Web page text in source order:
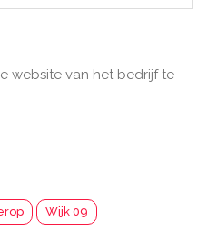
website van het bedrijf te
Wijk 09